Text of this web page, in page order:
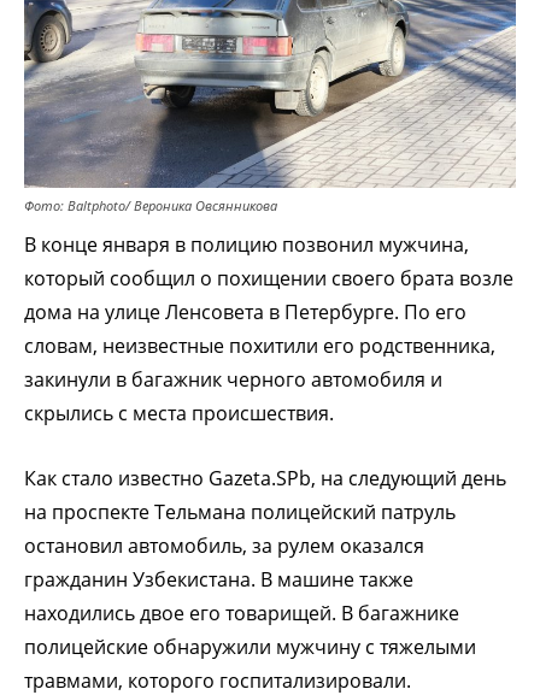
Фото: Baltphoto/ Вероника Овсянникова
В конце января в полицию позвонил мужчина,
который сообщил о похищении своего брата возле
дома на улице Ленсовета в Петербурге. По его
словам, неизвестные похитили его родственника,
закинули в багажник черного автомобиля и
скрылись с места происшествия.
Как стало известно Gazeta.SPb, на следующий день
на проспекте Тельмана полицейский патруль
остановил автомобиль, за рулем оказался
гражданин Узбекистана. В машине также
находились двое его товарищей. В багажнике
полицейские обнаружили мужчину с тяжелыми
травмами, которого госпитализировали.